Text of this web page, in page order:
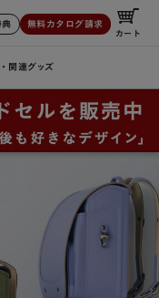
典 無料カタログ請求
カート
関連グッズ